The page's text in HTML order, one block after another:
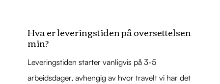
Hva er leveringstiden på oversettelsen
min?
Leveringstiden starter vanligvis på 3-5
arbeidsdager, avhengig av hvor travelt vi har det